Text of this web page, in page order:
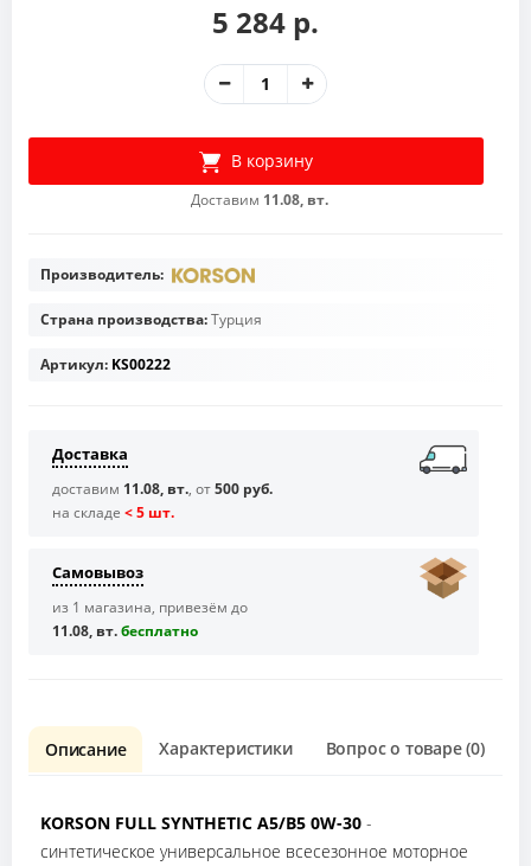
5 284 р.
В корзину
Доставим 11.08, вт.
Производитель:
Страна производства:Турция
Артикул: KS00222
Доставка
доставим 11.08, вт., от500 руб.
на складе < 5 шт.
Самовывоз
из 1 магазина, привезём до
11.08, вт.бесплaтно
Описание Характеристики Вопрос о товаре (0)
KORSON FULL SYNTHETIC A5/B5 0W-30 -
синтетическое универсальное всесезонное моторное